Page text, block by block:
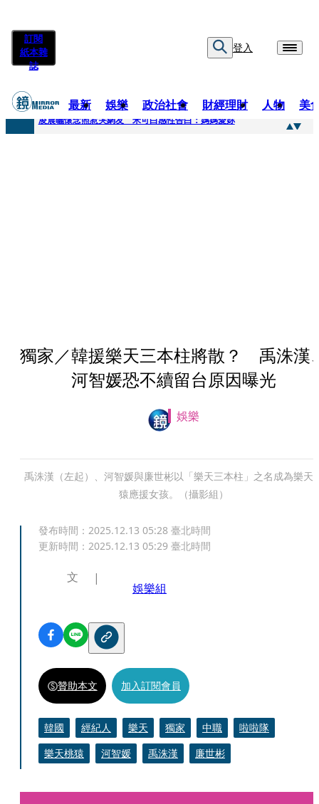
訂閱
紙本雜
誌
登入
最新 娛樂 政治社會 財經理財 人物 美
快訊
凌晨曬懷念照惹哭網友 米可白感性告白：媽媽愛妳
獨家／韓援樂天三本柱將散？ 禹洙漢
河智媛恐不續留台原因曝光
娛樂
禹洙漢（左起）、河智媛與廉世彬以「樂天三本柱」之名成為樂天
猿應援女孩。（攝影組）
發布時間： 2025.12.13 05:28 臺北時間
更新時間： 2025.12.13 05:29 臺北時間
文
娛樂組
贊助本文 加入訂閱會員
韓國 經紀人 樂天 獨家 中職
啦啦隊
樂天桃猿
河智媛 禹洙漢 廉世彬